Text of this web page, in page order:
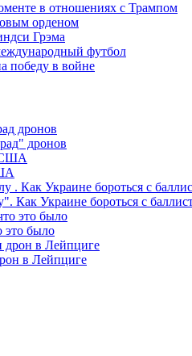
в отношениях с Трампом
орденом
Грэма
футбол
победу в войне
дронов
Как Украине бороться с
это было
в Лейпциге